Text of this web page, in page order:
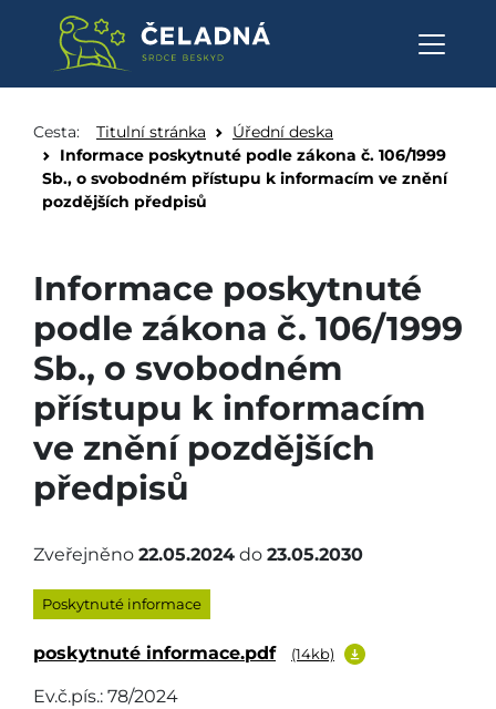
Cesta: Titulní stránka
Úřední deska
Informace poskytnuté podle zákona č. 106/1999
Sb., o svobodném přístupu k informacím ve znění
pozdějších předpisů
Informace poskytnuté
podle zákona č. 106/1999
Sb., o svobodném
přístupu k informacím
ve znění pozdějších
předpisů
Zveřejněno 22.05.2024 do 23.05.2030
Poskytnuté informace
poskytnuté informace.pdf (14kb)
Ev.č.pís.: 78/2024